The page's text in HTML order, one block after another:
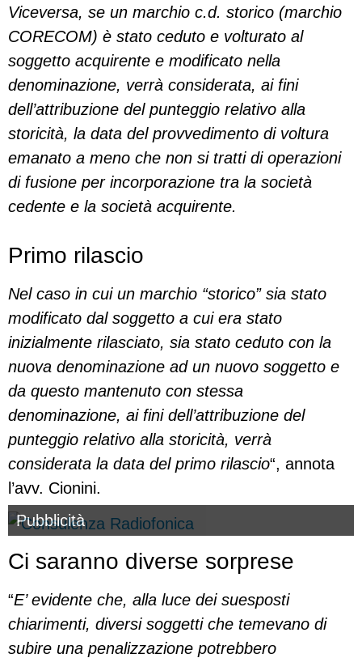
Viceversa, se un marchio c.d. storico (marchio
CORECOM) è stato ceduto e volturato al
soggetto acquirente e modificato nella
denominazione, verrà considerata, ai fini
dell’attribuzione del punteggio relativo alla
storicità, la data del provvedimento di voltura
emanato a meno che non si tratti di operazioni
di fusione per incorporazione tra la società
cedente e la società acquirente.
Primo rilascio
Nel caso in cui un marchio “storico” sia stato
modificato dal soggetto a cui era stato
inizialmente rilasciato, sia stato ceduto con la
nuova denominazione ad un nuovo soggetto e
da questo mantenuto con stessa
denominazione, ai fini dell’attribuzione del
punteggio relativo alla storicità, verrà
considerata la data del primo rilascio“, annota
l’avv. Cionini.
Pubblicità
Ci saranno diverse sorprese
“E’ evidente che, alla luce dei suesposti
chiarimenti, diversi soggetti che temevano di
subire una penalizzazione potrebbero